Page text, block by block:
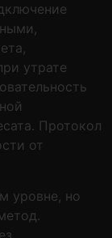
утрате
Протокол
от
уровне, но